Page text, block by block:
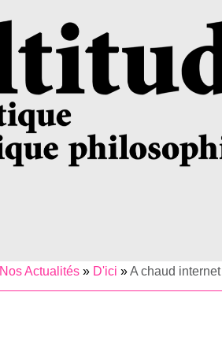
Nos Actualités » D'ici »A chaud internet